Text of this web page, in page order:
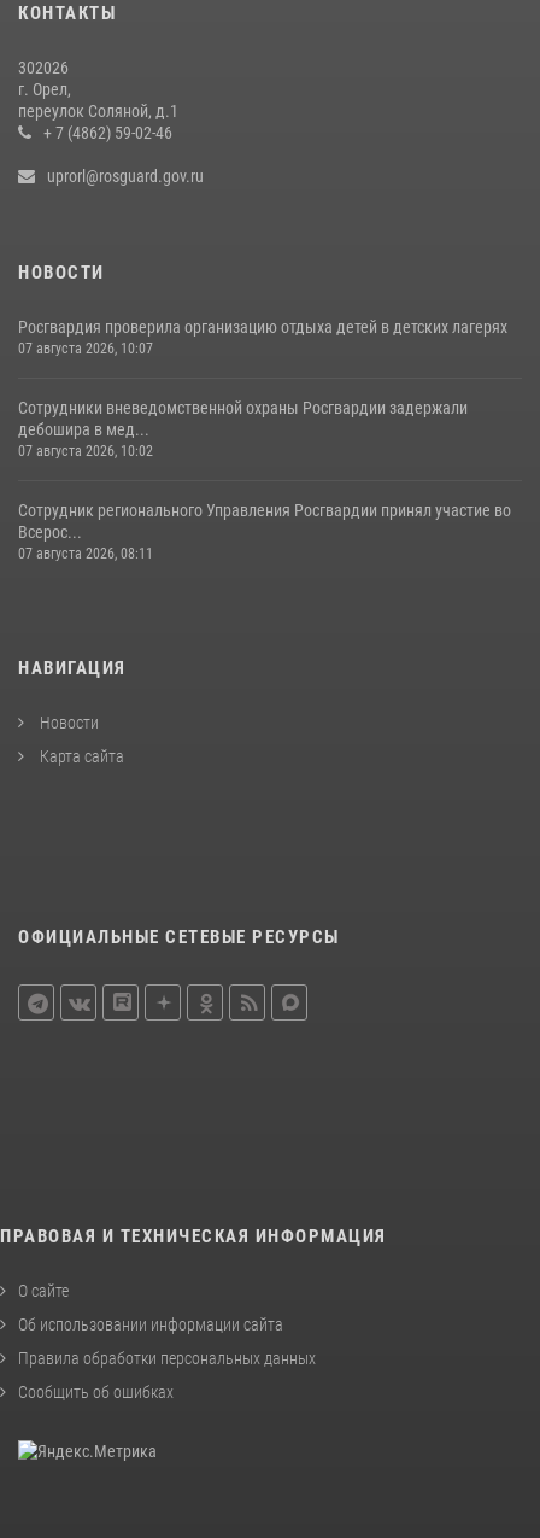
29 июля 2026, 14:06
КОНТАКТЫ
302026
г. Орел,
переулок Соляной, д.1
+ 7 (4862) 59-02-46
uprorl@rosguard.gov.ru
НОВОСТИ
Росгвардия проверила организацию отдыха детей в детских лагерях
07 августа 2026, 10:07
Сотрудники вневедомственной охраны Росгвардии задержали
дебошира в мед...
07 августа 2026, 10:02
Сотрудник регионального Управления Росгвардии принял участие во
Всерос...
07 августа 2026, 08:11
НАВИГАЦИЯ
Новости
Карта сайта
ОФИЦИАЛЬНЫЕ СЕТЕВЫЕ РЕСУРСЫ
ПРАВОВАЯ И ТЕХНИЧЕСКАЯ ИНФОРМАЦИЯ
О сайте
Об использовании информации сайта
Правила обработки персональных данных
Сообщить об ошибках